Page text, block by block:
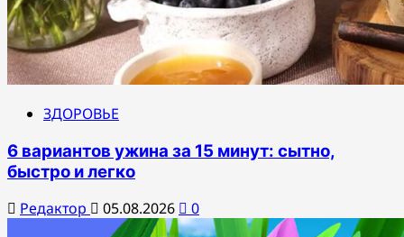
ЗДОРОВЬЕ
6 вариантов ужина за 15 минут: сытно,
быстро и легко
Редактор 05.08.2026 0